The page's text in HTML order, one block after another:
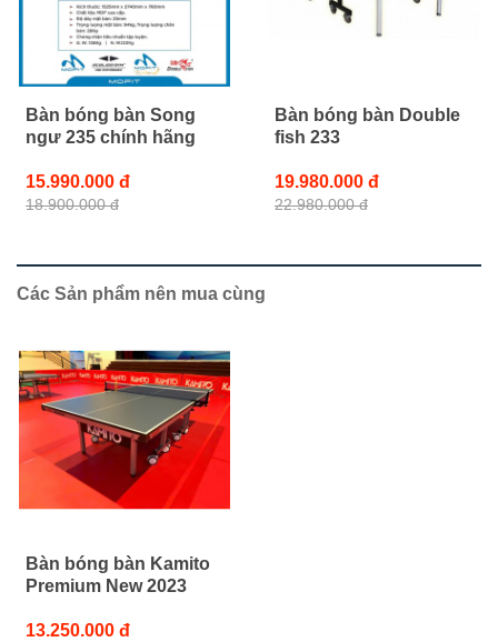
Bàn bóng bàn Song
ngư 235 chính hãng
15.990.000 đ
18.900.000 đ
Bàn bóng bàn Double
fish 233
19.980.000 đ
22.980.000 đ
Các Sản phẩm nên mua cùng
Bàn bóng bàn Kamito
Premium New 2023
13.250.000 đ